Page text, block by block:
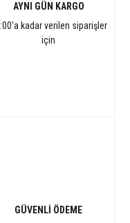
AYNI GÜN KARGO
kadar verilen siparişler
için
GÜVENLİ ÖDEME